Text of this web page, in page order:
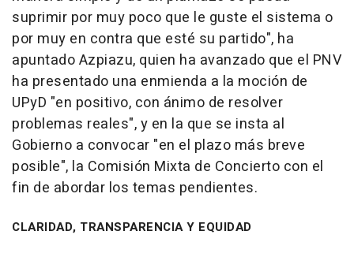
suprimir por muy poco que le guste el sistema o
por muy en contra que esté su partido", ha
apuntado Azpiazu, quien ha avanzado que el PNV
ha presentado una enmienda a la moción de
UPyD "en positivo, con ánimo de resolver
problemas reales", y en la que se insta al
Gobierno a convocar "en el plazo más breve
posible", la Comisión Mixta de Concierto con el
fin de abordar los temas pendientes.
CLARIDAD, TRANSPARENCIA Y EQUIDAD